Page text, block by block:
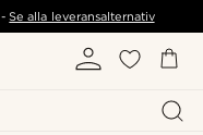
-Se alla leveransalternativ